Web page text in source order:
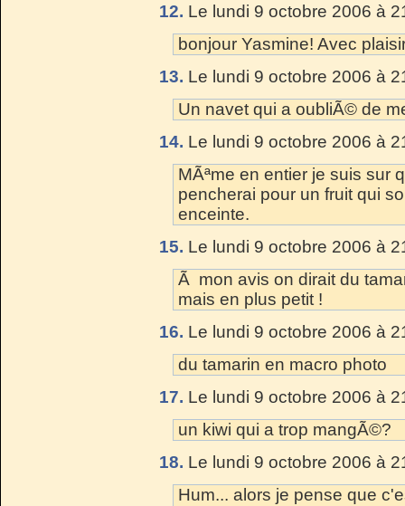
12. Le lundi 9 octobre 2006 à
bonjour Yasmine! Avec
13. Le lundi 9 octobre 2006 à
Un navet qui a oubliÃ© de
14. Le lundi 9 octobre 2006 à
MÃªme en entier je suis sur
pencherai pour un fruit qui
enceinte.
15. Le lundi 9 octobre 2006 à
Ã mon avis on dirait du
mais en plus petit !
16. Le lundi 9 octobre 2006 à
du tamarin en macro photo
17. Le lundi 9 octobre 2006 à
un kiwi qui a trop mangÃ©?
18. Le lundi 9 octobre 2006 à
Hum... alors je pense que